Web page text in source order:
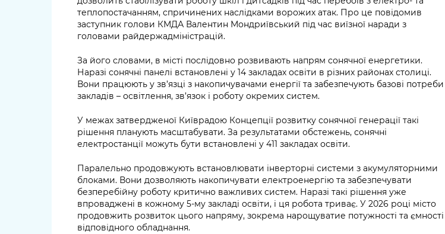
теплопостачанням, спричинених наслідками ворожих атак. Про це повідомив
заступник голови КМДА Валентин Мондриївський під час виїзної наради з
головами райдержадміністрацій.
За його словами, в місті послідовно розвивають напрям сонячної енергетики.
Наразі сонячні панелі встановлені у 14 закладах освіти в різних районах столиці.
Вони працюють у зв’язці з накопичувачами енергії та забезпечують базові потреби
закладів – освітлення, зв’язок і роботу окремих систем.
У межах затвердженої Київрадою Концепції розвитку сонячної генерації такі
рішення планують масштабувати. За результатами обстежень, сонячні
електростанції можуть бути встановлені у 411 закладах освіти.
Паралельно продовжують встановлювати інверторні системи з акумуляторними
блоками. Вони дозволяють накопичувати електроенергію та забезпечувати
безперебійну роботу критично важливих систем. Наразі такі рішення уже
впроваджені в кожному 5-му закладі освіти, і ця робота триває. У 2026 році місто
продовжить розвиток цього напряму, зокрема нарощуватие потужності та ємності
відповідного обладнання.